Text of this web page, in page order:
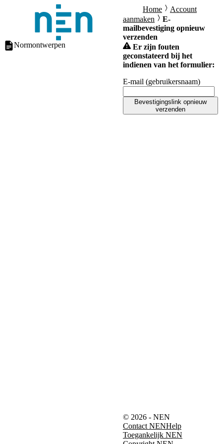
Normontwerpen
Home
Account
aanmaken
E-
mailbevestiging opnieuw
verzenden
Er zijn fouten
geconstateerd bij het
indienen van het formulier:
E-mail (gebruikersnaam)
Bevestigingslink opnieuw
verzenden
© 2026 - NEN
Contact NENHelp
Toegankelijk NEN